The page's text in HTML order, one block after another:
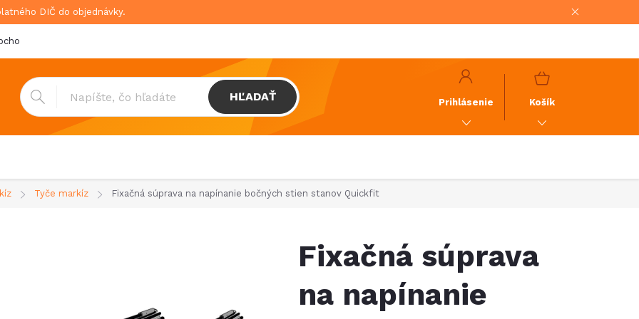
DIČ do objednávky.
podmienky
HĽADAŤ Prihlásenie
NÁKUPNÝ
Košík
Tyče markíz Fixačná súprava na napínanie bočných stien stanov Quickfit
Fixačná súprava
na napínanie